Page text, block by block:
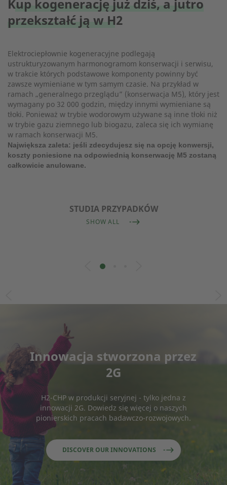
Kup kogenerację już dziś, a jutro
przekształć ją w H2
Elektrociepłownie kogeneracyjne podlegają
ustrukturyzowanym harmonogramom konserwacji i serwisu,
w trakcie których podstawowe komponenty powinny być
zawsze wymieniane w tym samym czasie. Na przykład w
ramach „generalnego przeglądu” (konserwacja M5), który jest
wymagany po 32 000 godzin, między innymi wymieniane są
tłoki. Ponieważ w trybie wodorowym używane są inne tłoki niż
w trybie gazu ziemnego lub biogazu, zaleca się ich wymianę
w ramach konserwacji M5.
Największa zaleta: jeśli zdecydujesz się na opcję konwersji,
koszty poniesione na odpowiednią konserwację M5 zostaną
całkowicie anulowane.
STUDIA PRZYPADKÓW
SHOW ALL
Innowacja stworzona przez
2G
H2-CHP w produkcji seryjnej - tylko jedna z
innowacji 2G. Dowiedz się więcej o naszych
pionierskich pracach badawczo-rozwojowych.
DISCOVER OUR INNOVATIONS